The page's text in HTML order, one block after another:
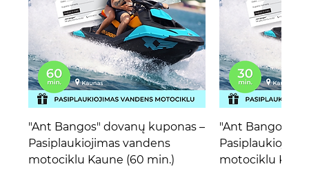
"Ant Bangos" dovanų kuponas –
Pasiplaukiojimas vandens
motociklu Kaune (60 min.)
"Ant Bangos"
motociklu